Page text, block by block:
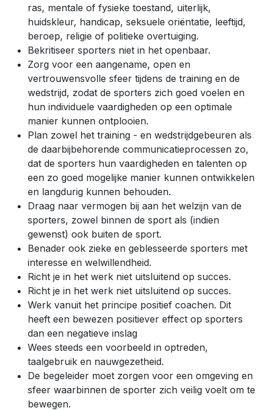
ras, mentale of fysieke toestand, uiterlijk,
huidskleur, handicap, seksuele oriëntatie, leeftijd,
beroep, religie of politieke overtuiging.
Bekritiseer sporters niet in het openbaar.
Zorg voor een aangename, open en
vertrouwensvolle sfeer tijdens de training en de
wedstrijd, zodat de sporters zich goed voelen en
hun individuele vaardigheden op een optimale
manier kunnen ontplooien.
Plan zowel het training - en wedstrijdgebeuren als
de daarbijbehorende communicatieprocessen zo,
dat de sporters hun vaardigheden en talenten op
een zo goed mogelijke manier kunnen ontwikkelen
en langdurig kunnen behouden.
Draag naar vermogen bij aan het welzijn van de
sporters, zowel binnen de sport als (indien
gewenst) ook buiten de sport.
Benader ook zieke en geblesseerde sporters met
interesse en welwillendheid.
Richt je in het werk niet uitsluitend op succes.
Richt je in het werk niet uitsluitend op succes.
Werk vanuit het principe positief coachen. Dit
heeft een bewezen positiever effect op sporters
dan een negatieve inslag
Wees steeds een voorbeeld in optreden,
taalgebruik en nauwgezetheid.
De begeleider moet zorgen voor een omgeving en
sfeer waarbinnen de sporter zich veilig voelt om te
bewegen.